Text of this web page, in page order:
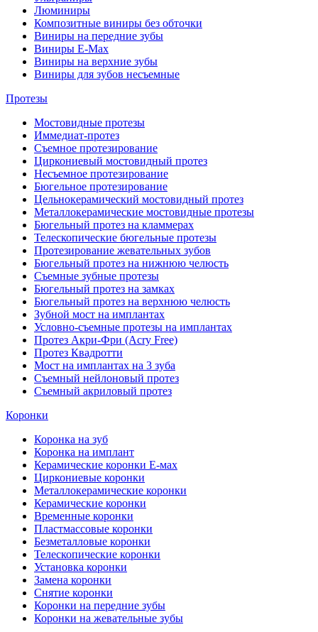
Люминиры
Композитные виниры без обточки
Виниры на передние зубы
Виниры E-Max
Виниры на верхние зубы
Виниры для зубов несъемные
Протезы
Мостовидные протезы
Иммедиат-протез
Съемное протезирование
Циркониевый мостовидный протез
Несъемное протезирование
Бюгельное протезирование
Цельнокерамический мостовидный протез
Металлокерамические мостовидные протезы
Бюгельный протез на кламмерах
Телескопические бюгельные протезы
Протезирование жевательных зубов
Бюгельный протез на нижнюю челюсть
Съемные зубные протезы
Бюгельный протез на замках
Бюгельный протез на верхнюю челюсть
Зубной мост на имплантах
Условно-съемные протезы на имплантах
Протез Акри-Фри (Acry Free)
Протез Квадротти
Мост на имплантах на 3 зуба
Съемный нейлоновый протез
Съемный акриловый протез
Коронки
Коронка на зуб
Коронка на имплант
Керамические коронки Е-мах
Циркониевые коронки
Металлокерамические коронки
Керамические коронки
Временные коронки
Пластмассовые коронки
Безметалловые коронки
Телескопические коронки
Установка коронки
Замена коронки
Снятие коронки
Коронки на передние зубы
Коронки на жевательные зубы